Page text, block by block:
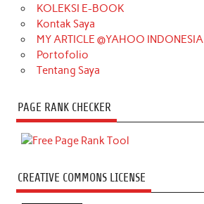
KOLEKSI E-BOOK
Kontak Saya
MY ARTICLE @YAHOO INDONESIA
Portofolio
Tentang Saya
PAGE RANK CHECKER
CREATIVE COMMONS LICENSE